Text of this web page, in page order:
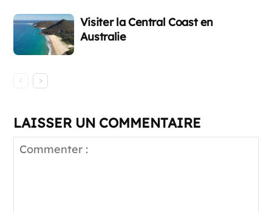
Visiter la Central Coast en
Australie
LAISSER UN COMMENTAIRE